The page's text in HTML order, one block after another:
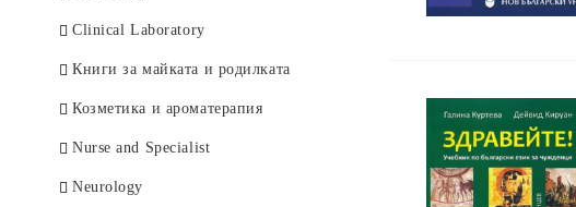
Clinical Laboratory
Книги за майката и родилката
Козметика и ароматерапия
Nurse and Specialist
Neurology